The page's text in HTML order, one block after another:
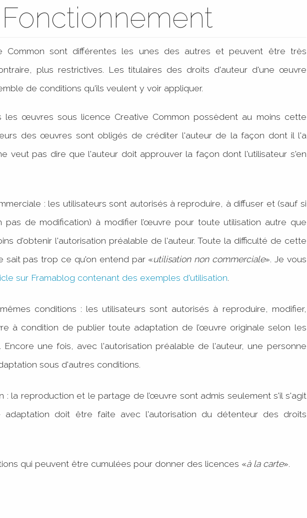
Fonctionnement
Common sont différentes les unes des autres et peuvent être très
plus restrictives. Les titulaires des droits d'auteur d'une œuvre
de conditions qu'ils veulent y voir appliquer.
les œuvres sous licence Creative Common possèdent au moins cette
des œuvres sont obligés de créditer l'auteur de la façon dont il l'a
veut pas dire que l'auteur doit approuver la façon dont l'utilisateur s'en
: les utilisateurs sont autorisés à reproduire, à diffuser et (sauf si
pas de modification) à modifier l’œuvre pour toute utilisation autre que
d'obtenir l'autorisation préalable de l'auteur. Toute la difficulté de cette
sait pas trop ce qu'on entend par «utilisation non commerciale». Je vous
sur Framablog contenant des exemples d'utilisation.
conditions : les utilisateurs sont autorisés à reproduire, modifier,
à condition de publier toute adaptation de l’œuvre originale selon les
Encore une fois, avec l'autorisation préalable de l'auteur, une personne
sous d'autres conditions.
: la reproduction et le partage de l’œuvre sont admis seulement s'il s'agit
adaptation doit être faite avec l'autorisation du détenteur des droits
qui peuvent être cumulées pour donner des licences «à la carte».